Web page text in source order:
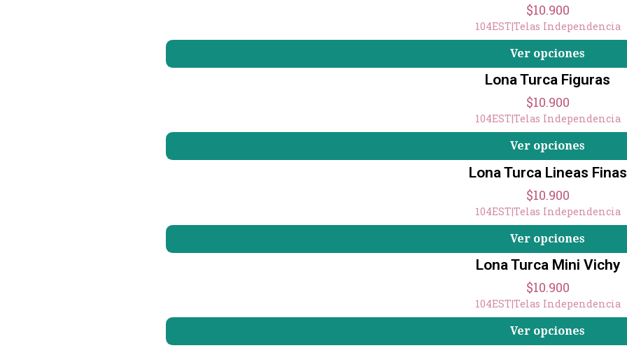
$10.900
104EST|Telas Independencia
Ver opciones
Lona Turca Figuras
$10.900
104EST|Telas Independencia
Ver opciones
Lona Turca Lineas Finas
$10.900
104EST|Telas Independencia
Ver opciones
Lona Turca Mini Vichy
$10.900
104EST|Telas Independencia
Ver opciones